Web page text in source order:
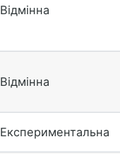
Відмінна
Відмінна
Експериментальна